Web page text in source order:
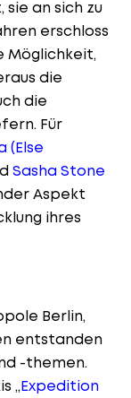
an sich zu
erschloss
Möglichkeit,
die
die
Für
(Else
Sasha Stone
Aspekt
ihres
Berlin,
entstanden
-themen.
„Expedition